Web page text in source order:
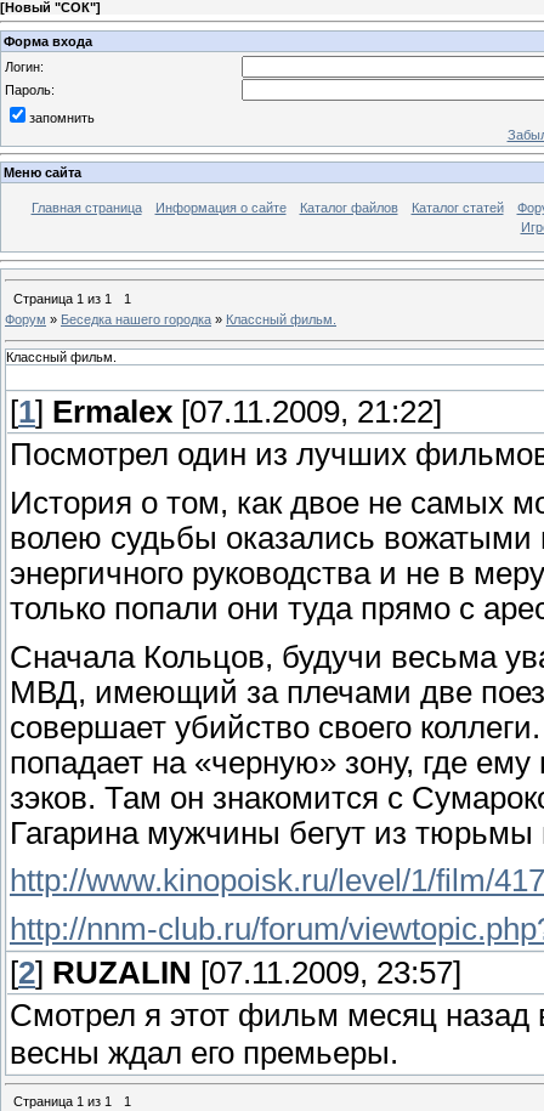
[Новый "СОК"]
Форма входа
Логин:
Пароль:
запомнить
Меню сайта
Главная страница Информация о сайте Каталог файлов Каталог статей
Страница 1 из 1
1
Форум » Беседка нашего городка » Классный фильм.
Классный фильм.
[1] Ermalex [07.11.2009, 21:22]
Посмотрел один из лучших
История о том, как двое не самых
волею судьбы оказались вожатыми
энергичного руководства и не в
только попали они туда прямо с
Сначала Кольцов, будучи весьма
МВД, имеющий за плечами две
совершает убийство своего
попадает на «черную» зону, где
зэков. Там он знакомится с
Гагарина мужчины бегут из
http://www.kinopoisk.ru/level/1/film/
http://nnm-club.ru/forum/
[2] RUZALIN [07.11.2009, 23:57]
Смотрел я этот фильм месяц назад
весны ждал его премьеры.
Страница 1 из 1 1